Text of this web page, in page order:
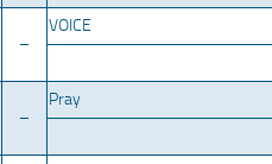
–
VOICE
–
Pray